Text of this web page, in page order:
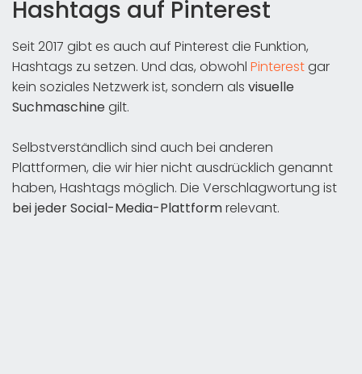
Hashtags auf Pinterest
Seit 2017 gibt es auch auf Pinterest die Funktion,
Hashtags zu setzen. Und das, obwohl Pinterestgar
kein soziales Netzwerk ist, sondern als visuelle
Suchmaschinegilt.
Selbstverständlich sind auch bei anderen
Plattformen, die wir hier nicht ausdrücklich genannt
haben, Hashtags möglich. Die Verschlagwortung ist
bei jeder Social-Media-Plattformrelevant.